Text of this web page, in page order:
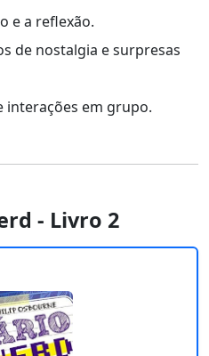
e a reflexão.
de nostalgia e surpresas
interações em grupo.
- Livro 2